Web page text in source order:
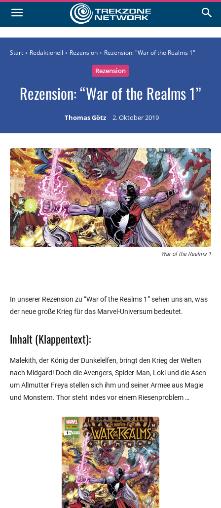
Start Redaktionell Rezension Rezension: "War of the Realms 1"
Rezension
Rezension: “War of the Realms 1”
Thomas Götz 2. Oktober 2019
War of the Realms 1
In unserer Rezension zu “War of the Realms 1” sehen uns an, was
der neue große Krieg für das Marvel-Universum bedeutet.
Inhalt (Klappentext):
Malekith, der König der Dunkelelfen, bringt den Krieg der Welten
nach Midgard! Doch die Avengers, Spider-Man, Loki und die Asen
um Allmutter Freya stellen sich ihm und seiner Armee aus Magie
und Monstern. Thor steht indes vor einem Riesenproblem …